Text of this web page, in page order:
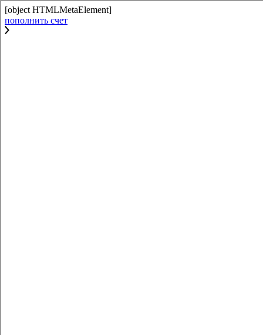
[object HTMLMetaElement]
пополнить счет